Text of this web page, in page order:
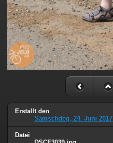
Erstallt den
Samschdeg, 24. Juni 2017
Datei